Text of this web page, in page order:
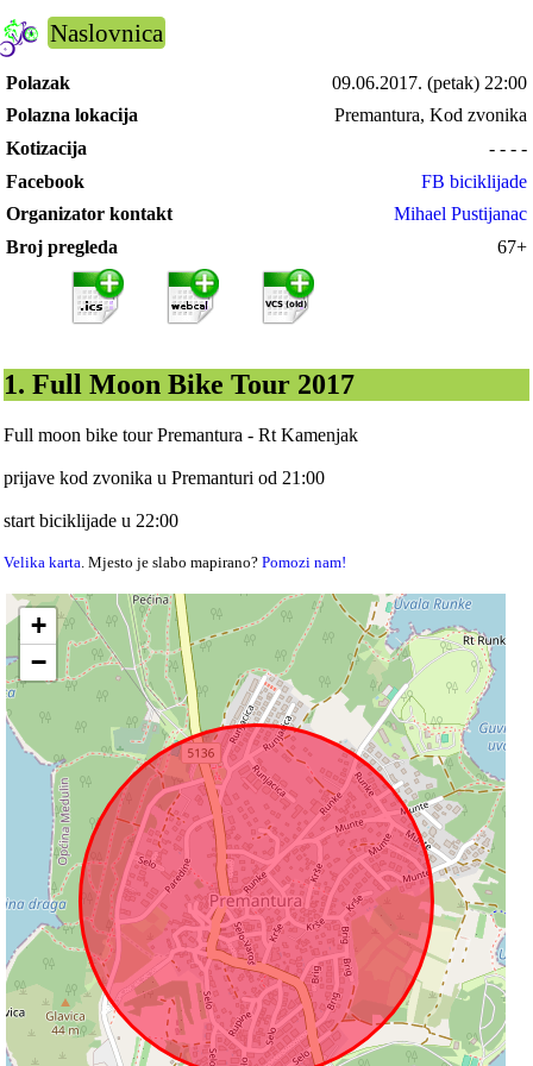
Naslovnica
Polazak 09.06.2017. (petak) 22:00
Polazna lokacija
Premantura, Kod zvonika
Kotizacija
- - - -
Facebook
FB biciklijade
Organizator kontakt
Mihael Pustijanac
Broj pregleda
67+
1. Full Moon Bike Tour 2017
Full moon bike tour Premantura - Rt Kamenjak
prijave kod zvonika u Premanturi od 21:00
start biciklijade u 22:00
Velika karta . Mjesto je slabo mapirano?Pomozi nam!
+
−